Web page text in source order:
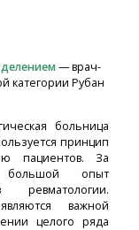
— врач-
категории Рубан
больница
принцип
пациентов. За
большой опыт
важной
целого ряда